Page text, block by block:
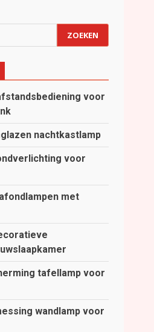
voor
nachtkastlamp
voor
met
tafellamp voor
wandlamp voor